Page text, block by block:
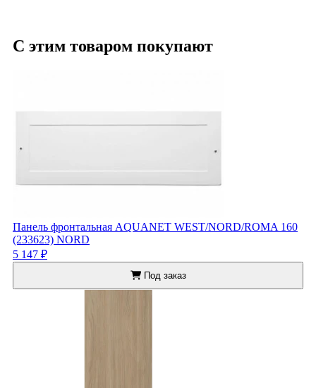
С этим товаром покупают
Панель фронтальная AQUANET WEST/NORD/ROMA 160
(233623) NORD
5 147 ₽
Под заказ